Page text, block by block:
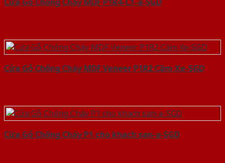
Cửa Gỗ Chống Cháy MDF Veneer P1R2 Căm Xe-SGD
Cửa Gỗ Chống Cháy P1 cho khach san-a-SGD